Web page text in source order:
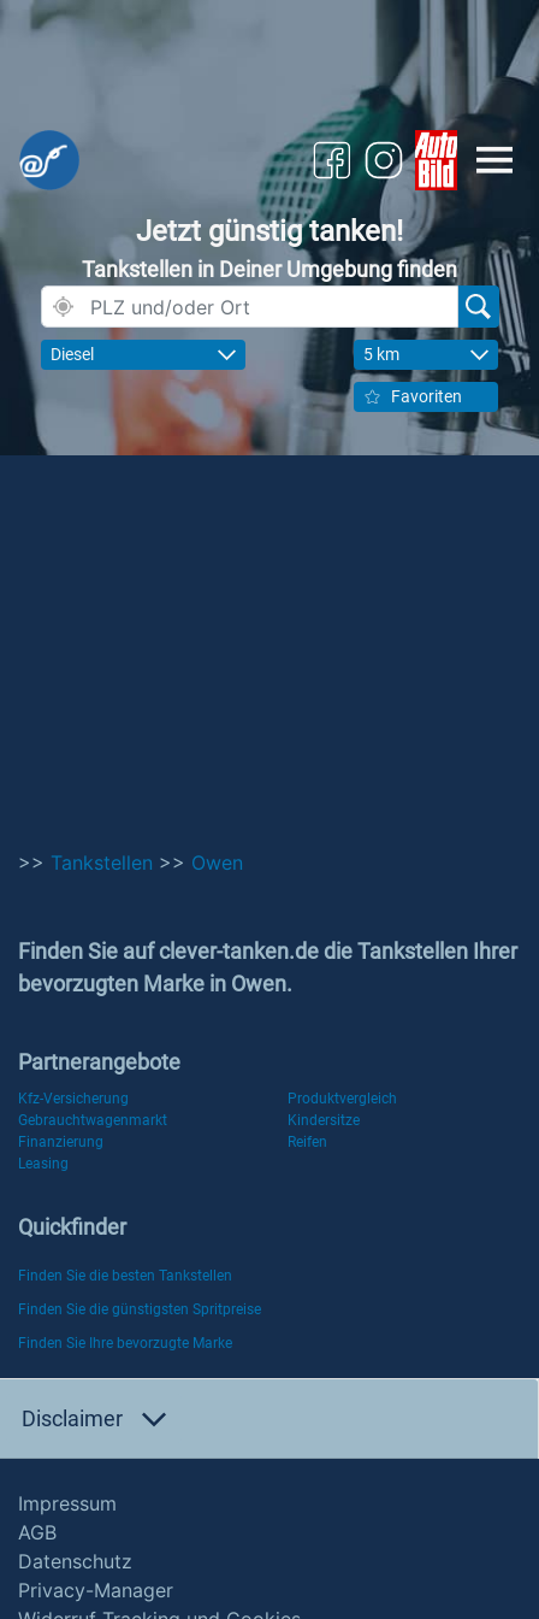
Jetzt günstig tanken!
Tankstellen in Deiner Umgebung finden
Diesel 5 km
Favoriten
>> Tankstellen >> Owen
Finden Sie auf clever-tanken.de die Tankstellen Ihrer
bevorzugten Marke in Owen.
Partnerangebote
Kfz-Versicherung
Produktvergleich
Gebrauchtwagenmarkt
Kindersitze
Finanzierung
Reifen
Leasing
Quickfinder
Finden Sie die besten Tankstellen
Finden Sie die günstigsten Spritpreise
Finden Sie Ihre bevorzugte Marke
Disclaimer
Impressum
AGB
Datenschutz
Privacy-Manager